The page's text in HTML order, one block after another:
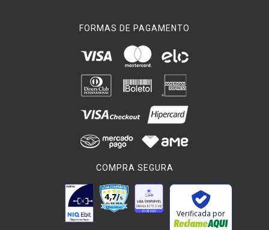
FORMAS DE PAGAMENTO
COMPRA SEGURA
Verificada por